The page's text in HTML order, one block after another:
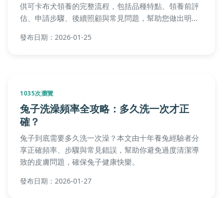
供可卡布犬領養的完整流程，包括品種特點、領養前評
估、申請步驟、後續照顧與常見問題，幫助您做出明智
發布日期：2026-01-25
1035次瀏覽
兔子洗澡頻率全攻略：多久洗一次才正
確？
兔子到底需要多久洗一次澡？本文由十年養兔經驗者分
享正確頻率、步驟與常見錯誤，幫助你避免過度清潔導
致的皮膚問題，確保兔子健康快樂。
發布日期：2026-01-27